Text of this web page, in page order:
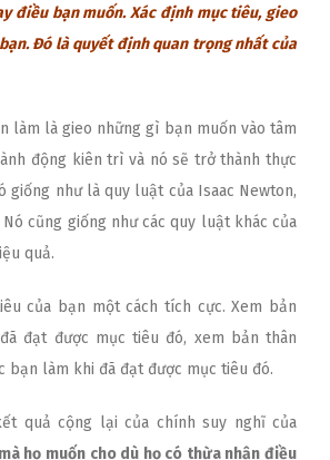
điều bạn muốn. Xác định mục tiêu, gieo
Đó là quyết định quan trọng nhất của
làm là gieo những gì bạn muốn vào tâm
động kiên trì và nó sẽ trở thành thực
giống như là quy luật của Isaac Newton,
cũng giống như các quy luật khác của
quả.
của bạn một cách tích cực. Xem bản
đạt được mục tiêu đó, xem bản thân
bạn làm khi đã đạt được mục tiêu đó.
quả cộng lại của chính suy nghĩ của
họ muốn cho dù họ có thừa nhận điều